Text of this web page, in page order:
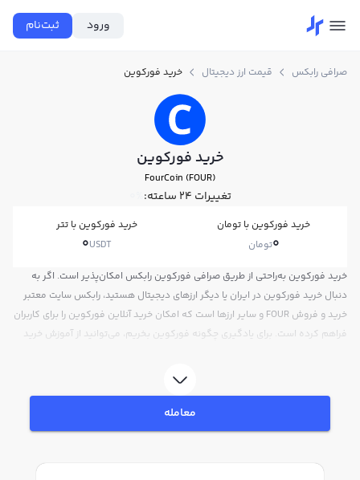
ورود ثبت‌نام
صرافی رابکس قیمت ارز دیجیتال خرید فورکوین
خرید فورکوین
FourCoin (FOUR)
تغییرات ۲۴ ساعته: 0%
خرید فورکوین با تومان
0تومان
خرید فورکوین با تتر
0USDT
خرید فورکوین به‌راحتی از طریق صرافی فورکوین رابکس امکان‌پذیر است. اگر به
دنبال خرید فورکوین در ایران یا دیگر ارزهای دیجیتال هستید، رابکس سایت معتبر
خرید و فروش FOUR و سایر ارزها است که امکان خرید آنلاین فورکوین را برای کاربران
فراهم کرده است. برای یادگیری چگونه فورکوین بخریم، می‌توانید از آموزش خرید
FOUR بپردازید. در بازار رابکس، قیمت لحظه‌ای، نمودار و امکانات فروش فورکوین نیز
در دسترس شما قرار دارد تا بتوانید تصمیمات بهتری در معاملات خود بگیرید.
معامله